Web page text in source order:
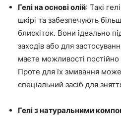
Гелі на основі олій: Такі
шкірі та забезпечують
блискіток. Вони ідеально
заходів або для
маєте можливості постійно
Проте для їх змивання
спеціальний засіб для
Гелі з натуральними